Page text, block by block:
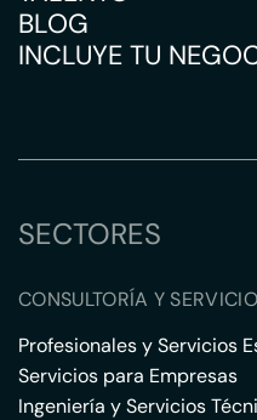
BLOG
INCLUYE TU
SECTORES
CONSULTORÍA Y
Profesionales y Servicios
Servicios para Empresas
Ingeniería y Servicios